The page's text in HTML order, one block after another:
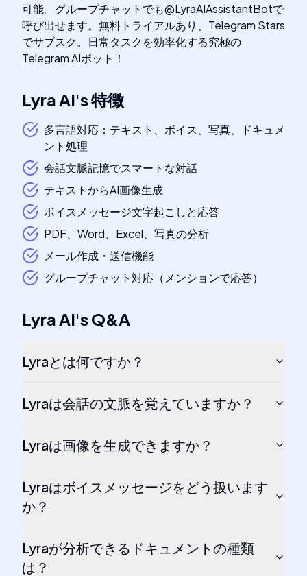
可能。グループチャットでも@LyraAIAssistantBotで
呼び出せます。無料トライアルあり、Telegram Stars
でサブスク。日常タスクを効率化する究極の
Telegram AIボット！
Lyra AI's特徴
多言語対応：テキスト、ボイス、写真、ドキュメ
ント処理
会話文脈記憶でスマートな対話
テキストからAI画像生成
ボイスメッセージ文字起こしと応答
PDF、Word、Excel、写真の分析
メール作成・送信機能
グループチャット対応（メンションで応答）
Lyra AI'sQ&A
Lyraとは何ですか？
Lyraは会話の文脈を覚えていますか？
Lyraは画像を生成できますか？
Lyraはボイスメッセージをどう扱います
か？
Lyraが分析できるドキュメントの種類
は？